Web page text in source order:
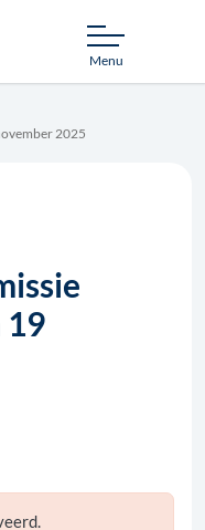
Menu
2025
19